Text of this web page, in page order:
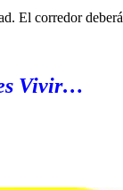
El corredor
Vivir…